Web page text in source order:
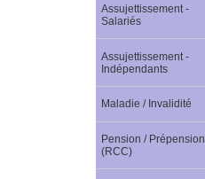
Assujettissement -
Salariés
Assujettissement -
Indépendants
Maladie / Invalidité
Pension / Prépension
(RCC)